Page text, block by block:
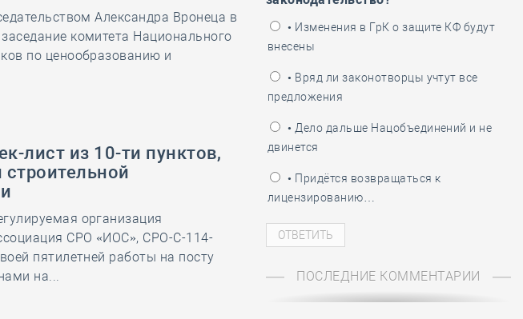
28 мая-День пограничника
Александра Вронеца в
комитета Национального
по ценообразованию и
лист из 10-ти пунктов,
организация
СРО «ИОС», СРО-С-114-
пятилетней работы на посту
на...
• Изменения в ГрК о защите КФ будут
внесены
• Вряд ли законотворцы учтут все
предложения
• Дело дальше Нацобъединений и не
двинется
• Придётся возвращаться к
лицензированию…
ПОСЛЕДНИЕ КОММЕНТАРИИ